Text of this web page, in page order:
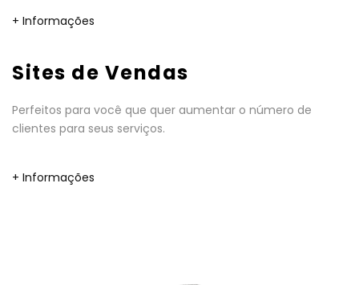
+ Informações
Sites de Vendas
Perfeitos para você que quer aumentar o número de
clientes para seus serviços.
+ Informações